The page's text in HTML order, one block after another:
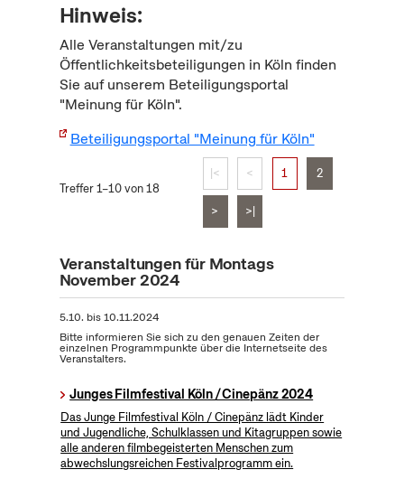
Hinweis:
Alle Veranstaltungen mit/zu
Öffentlichkeitsbeteiligungen in Köln finden
Sie auf unserem Beteiligungsportal
"Meinung für Köln".
Beteiligungsportal "Meinung für Köln"
Treffer 1–10 von 18
|< < 1 2
> >|
Veranstaltungen für Montags
November 2024
5.10. bis10.11.2024
Bitte informieren Sie sich zu den genauen Zeiten der
einzelnen Programmpunkte über die Internetseite des
Veranstalters.
Junges Filmfestival Köln / Cinepänz 2024
Das Junge Filmfestival Köln / Cinepänz lädt Kinder
und Jugendliche, Schulklassen und Kitagruppen sowie
alle anderen filmbegeisterten Menschen zum
abwechslungsreichen Festivalprogramm ein.